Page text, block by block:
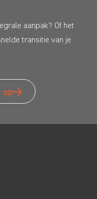
aanpak? Of het
transitie van je
op